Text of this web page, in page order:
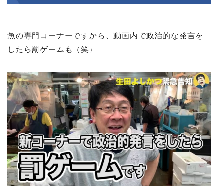
魚の専門コーナーですから、動画内で政治的な発言を
したら罰ゲームも（笑）